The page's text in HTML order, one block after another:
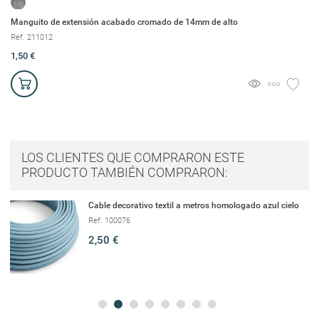
Manguito de extensión acabado cromado de 14mm de alto
Ref. 211012
1,50 €
LOS CLIENTES QUE COMPRARON ESTE
PRODUCTO TAMBIÉN COMPRARON:
Cable decorativo textil a metros homologado azul cielo
Ref. 100076
2,50 €